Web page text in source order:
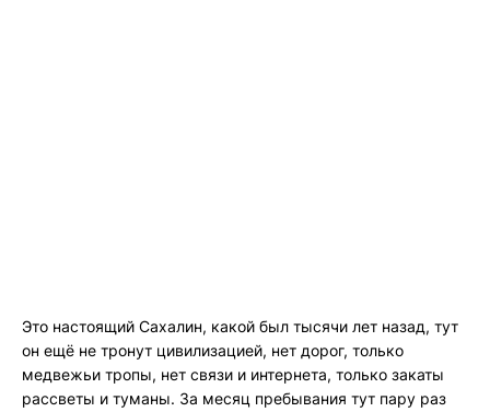
Это настоящий Сахалин, какой был тысячи лет назад, тут
он ещё не тронут цивилизацией, нет дорог, только
медвежьи тропы, нет связи и интернета, только закаты
рассветы и туманы. За месяц пребывания тут пару раз